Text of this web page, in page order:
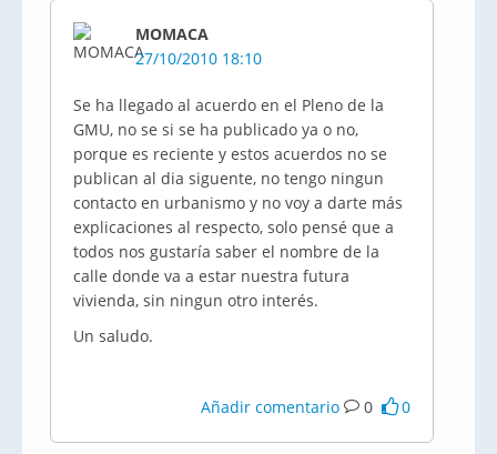
MOMACA
27/10/2010 18:10
Se ha llegado al acuerdo en el Pleno de la
GMU, no se si se ha publicado ya o no,
porque es reciente y estos acuerdos no se
publican al dia siguente, no tengo ningun
contacto en urbanismo y no voy a darte más
explicaciones al respecto, solo pensé que a
todos nos gustaría saber el nombre de la
calle donde va a estar nuestra futura
vivienda, sin ningun otro interés.
Un saludo.
Añadir comentario 0 0